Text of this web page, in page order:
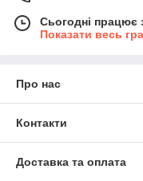
Сьогодні працює
Показати весь
Про нас
Контакти
Доставка та оплата